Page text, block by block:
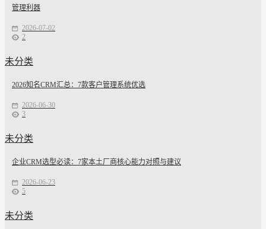
管理利器
2026-07-02
2
未分类
2026知名CRM汇总：7款客户管理系统优选
2026-06-30
3
未分类
企业CRM选型必读：7家本土厂商核心能力对照与建议
2026-06-23
5
未分类